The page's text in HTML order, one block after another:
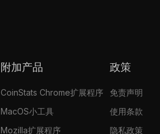
附加产品
CoinStats Chrome扩展程序
MacOS小工具
Mozilla扩展程序
政策
免责声明
使用条款
隐私政策